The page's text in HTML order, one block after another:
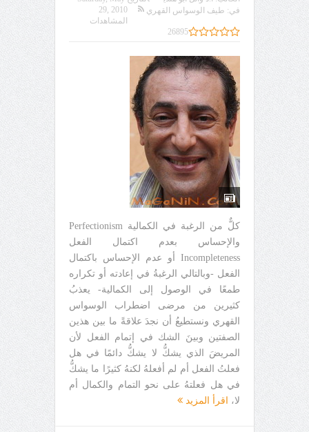
29, 2010
في: طيف الوسواس القهري
المشاهدات
26895
كلٌّ من الرغبة في الكمالية Perfectionism
والإحساس بعدم اكتمال الفعل
Incompleteness أو عدم الإحساس باكتمال
الفعل -وبالتالي الرغبةُ في إعادته أو تكراره
طمعًا في الوصول إلى الكمالية- يعذبُ
كثيرين من مرضى اضطراب الوسواس
القهري ونستطيعُ أن نجدَ علاقةً ما بين هذين
الصفتين وبينَ الشك في إتمام الفعل لأن
المريضَ الذي يشكُّ لا يشكُّ دائمًا في هل
فعلتُ الفعل أم لم أفعلهُ لكنهُ كثيرًا ما يشكُّ
في هل فعلتهُ على نحو التمام والكمال أم
لا،
اقرأ المزيد